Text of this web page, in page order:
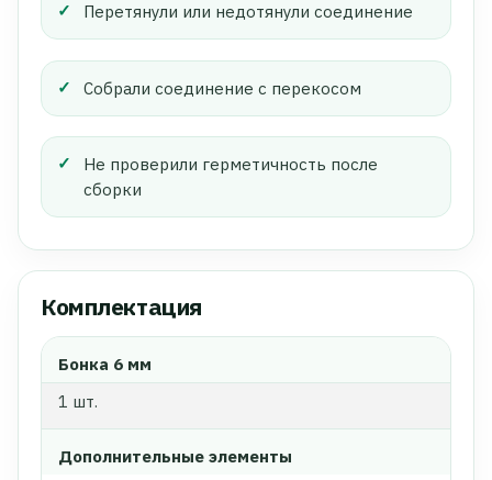
Перетянули или недотянули соединение
Собрали соединение с перекосом
Не проверили герметичность после
сборки
Комплектация
Бонка 6 мм
1 шт.
Дополнительные элементы